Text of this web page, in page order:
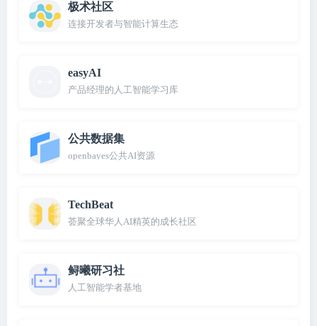
极术社区
连接开发者与智能计算生态
easyAI
产品经理的人工智能学习库
公共数据集
openbayes公共AI资源
TechBeat
荟聚全球华人AI精英的成长社区
鲟曦研习社
人工智能学者基地